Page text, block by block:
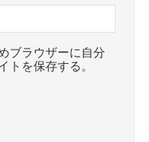
ブラウザーに自分
トを保存する。